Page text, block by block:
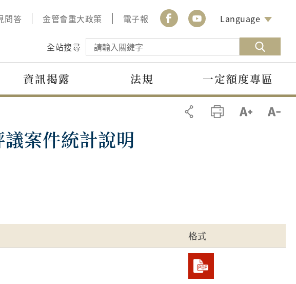
問答 金管會重大政策 電子報 Language
全站搜尋
資訊揭露 法規 一定額度專區
案件統計說明
格式